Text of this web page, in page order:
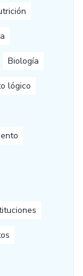
Biología
lógico